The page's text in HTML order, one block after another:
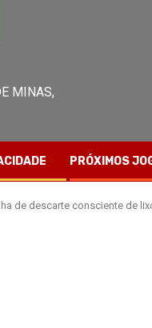
MINAS,
PRÓXIMOS
de descarte consciente de